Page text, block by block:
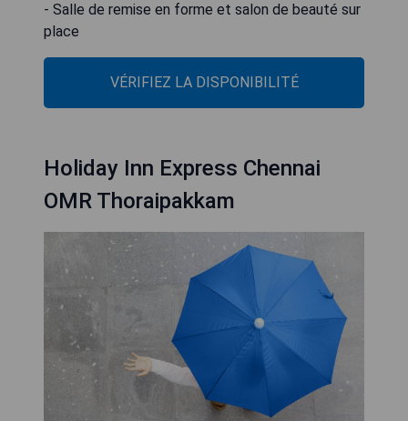
- Salle de remise en forme et salon de beauté sur
place
VÉRIFIEZ LA DISPONIBILITÉ
Holiday Inn Express Chennai
OMR Thoraipakkam